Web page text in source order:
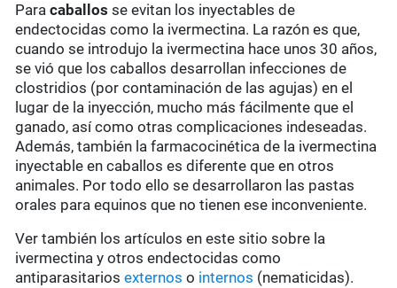
Paracaballos se evitan los inyectables de
endectocidas como la ivermectina. La razón es que,
cuando se introdujo la ivermectina hace unos 30 años,
se vió que los caballos desarrollan infecciones de
clostridios (por contaminación de las agujas) en el
lugar de la inyección, mucho más fácilmente que el
ganado, así como otras complicaciones indeseadas.
Además, también la farmacocinética de la ivermectina
inyectable en caballos es diferente que en otros
animales. Por todo ello se desarrollaron las pastas
orales para equinos que no tienen ese inconveniente.
Ver también los artículos en este sitio sobre la
ivermectina y otros endectocidas como
antiparasitariosexternos o internos (nematicidas).